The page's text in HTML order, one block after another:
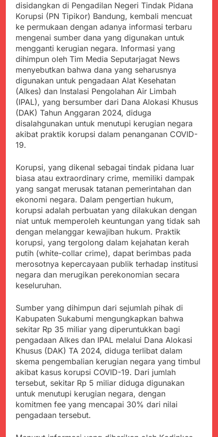
Anggaran Thn 2023.
Sambut Tahun Ajaran
Baru, Satgas Yonif
310/KK Ajak Pelajar
Bersihkan Lingkungan
Sekolah
Juli 19, 2024
Selisih APBD Tahun
2023 Kab.Sukabumi
Sebesar Rp 31 Miliar
Juli 16, 2024
Data Ganda Capai 6
Juta, BGN Benahi Basis
Penerima Program
Makan Bergizi Gratis
Agustus 6, 2026
Zulhas Pastikan SPPG
di Wilayah 3T Tuntas
Pekan Ini, Integrasi
Data MBG Hampir
Rampung
Agustus 6, 2026
Bobby Maulana Pastikan
Perkuat Penataan
Pedagang dan
Pengelolaan Sampah
Ribuan Warga Padati
Peringatan Hari ASI
Sedunia di Cibadak,
PDIP Tegaskan ASI
adalah Investasi
Peradaban dan Upaya
Cegah Stunting
Agustus 6, 2026
Wujud Kepedulian Polri,
Kapolresta Sumenep
Koordinasikan dan
Berangkatkan Empat
Korban Kebakaran KMP
Mutiara Sentosa 2 ke
Posko Pusat Tg. Perak
Surabaya
Agustus 5, 2026
SMA Negeri Nyalindung
Sukabumi Diduga
Lakukan Pungutan
melalui Komite Sekolah,
Disorot karena Dinilai
Bertentangan dengan
Agustus 4, 2026
Ketua Umum FSP
Maritim Indonesia
Bantah Isu Mogok
Alam dan Kehangatan
Gotong Royong di
Desa Sukakersa
Agustus 3, 2026
Korban Tenggelam di
Perairan Giligenting
Ditemukan, Polisi
Pastikan Penanganan
Berjalan Sesuai
Prosedur
Agustus 3, 2026
Kapolresta Sumenep
Sambut Kedatangan
Korban Evakuasi KM
Mutiara Sentosa 2 di
Pelabuhan Kalianget
Agustus 3, 2026
disidangkan di Pengadilan Negeri Tindak Pidana
Korupsi (PN Tipikor) Bandung, kembali mencuat
ke permukaan dengan adanya informasi terbaru
mengenai sumber dana yang digunakan untuk
mengganti kerugian negara. Informasi yang
dihimpun oleh Tim Media Seputarjagat News
menyebutkan bahwa dana yang seharusnya
digunakan untuk pengadaan Alat Kesehatan
(Alkes) dan Instalasi Pengolahan Air Limbah
(IPAL), yang bersumber dari Dana Alokasi Khusus
(DAK) Tahun Anggaran 2024, diduga
disalahgunakan untuk menutupi kerugian negara
akibat praktik korupsi dalam penanganan COVID-
19.
Korupsi, yang dikenal sebagai tindak pidana luar
biasa atau extraordinary crime, memiliki dampak
yang sangat merusak tatanan pemerintahan dan
ekonomi negara. Dalam pengertian hukum,
korupsi adalah perbuatan yang dilakukan dengan
niat untuk memperoleh keuntungan yang tidak sah
dengan melanggar kewajiban hukum. Praktik
korupsi, yang tergolong dalam kejahatan kerah
putih (white-collar crime), dapat berimbas pada
merosotnya kepercayaan publik terhadap institusi
negara dan merugikan perekonomian secara
keseluruhan.
Sumber yang dihimpun dari sejumlah pihak di
Kabupaten Sukabumi mengungkapkan bahwa
sekitar Rp 35 miliar yang diperuntukkan bagi
pengadaan Alkes dan IPAL melalui Dana Alokasi
Khusus (DAK) TA 2024, diduga terlibat dalam
skema pengembalian kerugian negara yang timbul
akibat kasus korupsi COVID-19. Dari jumlah
tersebut, sekitar Rp 5 miliar diduga digunakan
untuk menutupi kerugian negara, dengan
komitmen fee yang mencapai 30% dari nilai
pengadaan tersebut.